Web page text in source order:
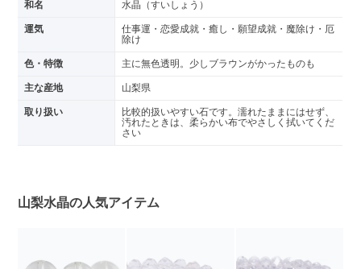
和名 水晶（すいしょう）
運気
仕事運・恋愛成就・癒し・願望成就・魔除け・厄
除け
色・特徴 主に無色透明。少しブラウンがかったものも
主な産地 山梨県
取り扱い
比較的扱いやすい石です。濡れたままにはせず、
汚れたときは、柔らかい布でやさしく拭いてくだ
さい
山梨水晶の人気アイテム